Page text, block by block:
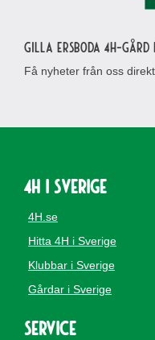
Gilla Ersboda 4H-gård
Få nyheter från oss
4H i Sverige
4H.se
Hitta 4H i Sverige
Klubbar i Sverige
Gårdar i Sverige
Service